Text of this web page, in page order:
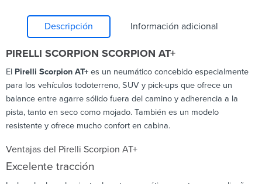
Descripción Información adicional
PIRELLI SCORPION SCORPION AT+
El Pirelli Scorpion AT+ es un neumático concebido especialmente
para los vehículos todoterreno, SUV y pick-ups que ofrece un
balance entre agarre sólido fuera del camino y adherencia a la
pista, tanto en seco como mojado. También es un modelo
resistente y ofrece mucho confort en cabina.
Ventajas del Pirelli Scorpion AT+
Excelente tracción